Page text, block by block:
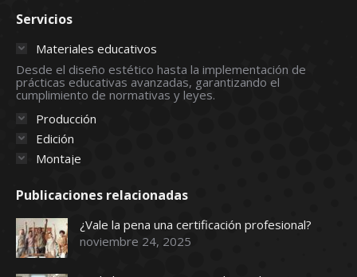
opens
new
window
opens
in
new
window
in
new
window
in
new
window
in
new
window
Servicios
Materiales educativos
Desde el diseño estético hasta la implementación de
prácticas educativas avanzadas, garantizando el
cumplimiento de normativas y leyes.
Producción
Edición
Montaje
Publicaciones relacionadas
¿Vale la pena una certificación profesional?
noviembre 24, 2025